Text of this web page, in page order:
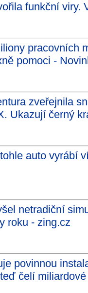
funkční viry.
pracovních
pomoci -
zveřejnila
Ukazují černý
auto vyrábí
netradiční
roku - zing.cz
povinnou
čelí